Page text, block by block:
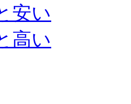
安い
高い